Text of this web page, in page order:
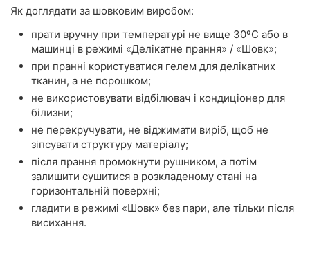
Як доглядати за шовковим виробом:
прати вручну при температурі не вище 30ºС або в
машинці в режимі «Делікатне прання» / «Шовк»;
при пранні користуватися гелем для делікатних
тканин, а не порошком;
не використовувати відбілювач і кондиціонер для
білизни;
не перекручувати, не віджимати виріб, щоб не
зіпсувати структуру матеріалу;
після прання промокнути рушником, а потім
залишити сушитися в розкладеному стані на
горизонтальній поверхні;
гладити в режимі «Шовк» без пари, але тільки після
висихання.